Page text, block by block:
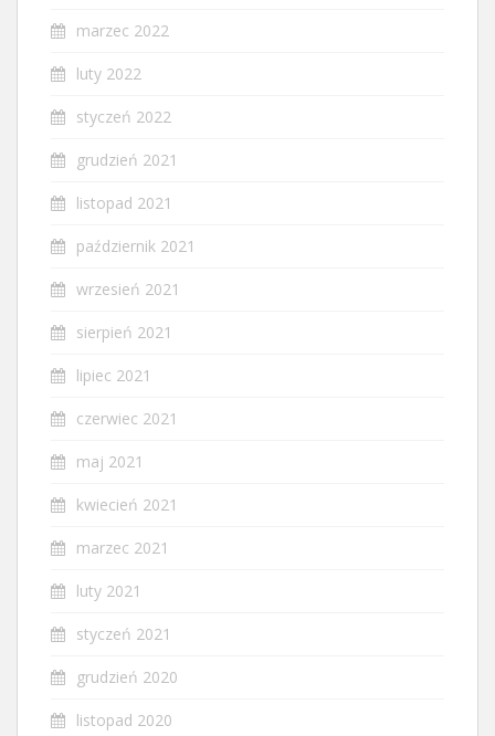
marzec 2022
luty 2022
styczeń 2022
grudzień 2021
listopad 2021
październik 2021
wrzesień 2021
sierpień 2021
lipiec 2021
czerwiec 2021
maj 2021
kwiecień 2021
marzec 2021
luty 2021
styczeń 2021
grudzień 2020
listopad 2020